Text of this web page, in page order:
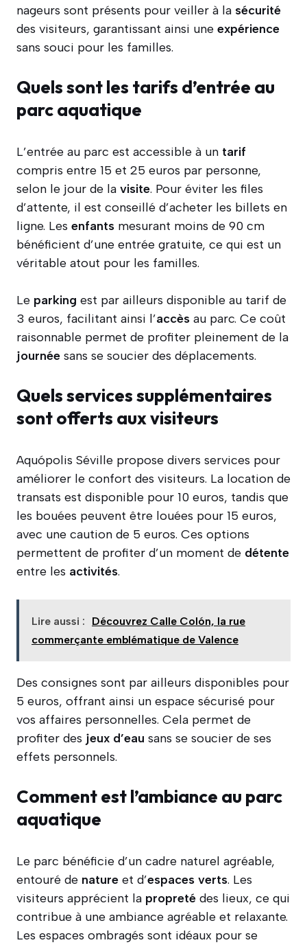
nageurs sont présents pour veiller à la sécurité
des visiteurs, garantissant ainsi une expérience
sans souci pour les familles.
Quels sont les tarifs d’entrée au
parc aquatique
L’entrée au parc est accessible à un tarif
compris entre 15 et 25 euros par personne,
selon le jour de la visite. Pour éviter les files
d’attente, il est conseillé d’acheter les billets en
ligne. Les enfants mesurant moins de 90 cm
bénéficient d’une entrée gratuite, ce qui est un
véritable atout pour les familles.
Le parking est par ailleurs disponible au tarif de
3 euros, facilitant ainsi l’accès au parc. Ce coût
raisonnable permet de profiter pleinement de la
journée sans se soucier des déplacements.
Quels services supplémentaires
sont offerts aux visiteurs
Aquópolis Séville propose divers services pour
améliorer le confort des visiteurs. La location de
transats est disponible pour 10 euros, tandis que
les bouées peuvent être louées pour 15 euros,
avec une caution de 5 euros. Ces options
permettent de profiter d’un moment de détente
entre les activités.
Lire aussi :
Découvrez Calle Colón, la rue
commerçante emblématique de Valence
Des consignes sont par ailleurs disponibles pour
5 euros, offrant ainsi un espace sécurisé pour
vos affaires personnelles. Cela permet de
profiter des jeux d’eau sans se soucier de ses
effets personnels.
Comment est l’ambiance au parc
aquatique
Le parc bénéficie d’un cadre naturel agréable,
entouré de nature et d’espaces verts. Les
visiteurs apprécient la propreté des lieux, ce qui
contribue à une ambiance agréable et relaxante.
Les espaces ombragés sont idéaux pour se